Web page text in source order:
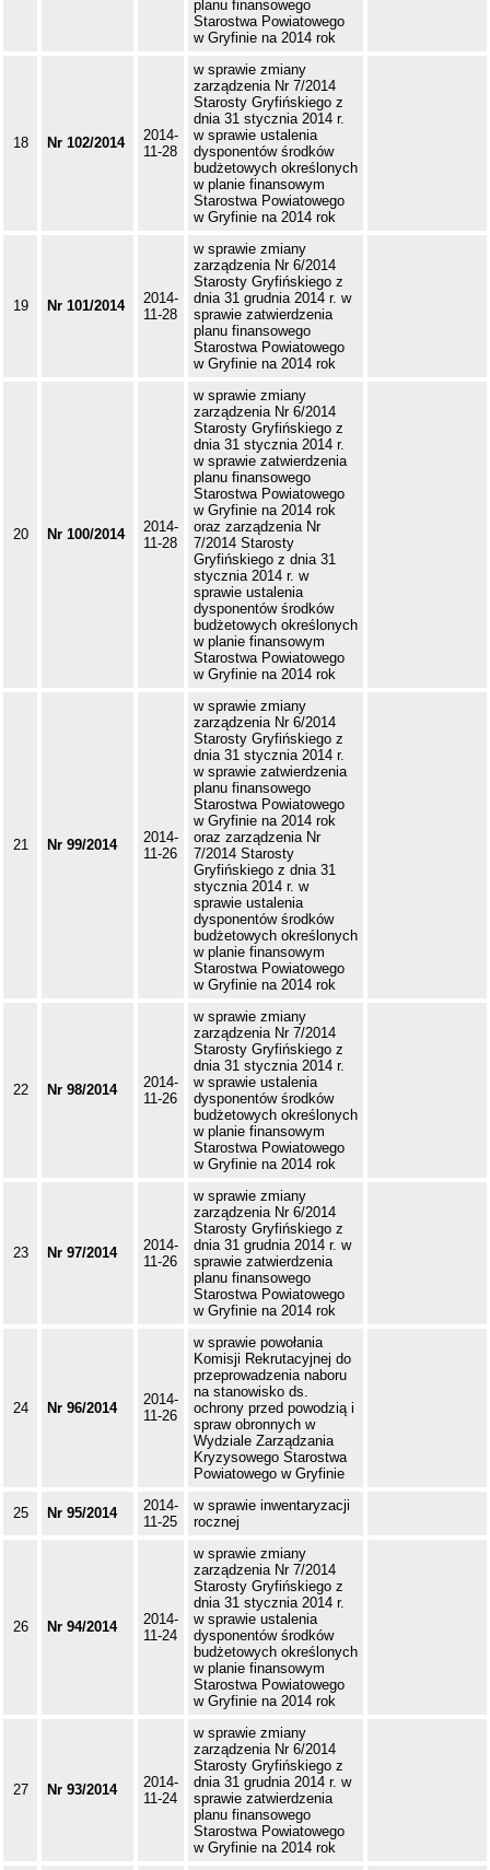
planu finansowego
Starostwa Powiatowego
w Gryfinie na 2014 rok
18 Nr 102/2014
2014-
11-28
w sprawie zmiany
zarządzenia Nr 7/2014
Starosty Gryfińskiego z
dnia 31 stycznia 2014 r.
w sprawie ustalenia
dysponentów środków
budżetowych określonych
w planie finansowym
Starostwa Powiatowego
w Gryfinie na 2014 rok
19 Nr 101/2014
2014-
11-28
w sprawie zmiany
zarządzenia Nr 6/2014
Starosty Gryfińskiego z
dnia 31 grudnia 2014 r. w
sprawie zatwierdzenia
planu finansowego
Starostwa Powiatowego
w Gryfinie na 2014 rok
20 Nr 100/2014
2014-
11-28
w sprawie zmiany
zarządzenia Nr 6/2014
Starosty Gryfińskiego z
dnia 31 stycznia 2014 r.
w sprawie zatwierdzenia
planu finansowego
Starostwa Powiatowego
w Gryfinie na 2014 rok
oraz zarządzenia Nr
7/2014 Starosty
Gryfińskiego z dnia 31
stycznia 2014 r. w
sprawie ustalenia
dysponentów środków
budżetowych określonych
w planie finansowym
Starostwa Powiatowego
w Gryfinie na 2014 rok
21 Nr 99/2014
2014-
11-26
w sprawie zmiany
zarządzenia Nr 6/2014
Starosty Gryfińskiego z
dnia 31 stycznia 2014 r.
w sprawie zatwierdzenia
planu finansowego
Starostwa Powiatowego
w Gryfinie na 2014 rok
oraz zarządzenia Nr
7/2014 Starosty
Gryfińskiego z dnia 31
stycznia 2014 r. w
sprawie ustalenia
dysponentów środków
budżetowych określonych
w planie finansowym
Starostwa Powiatowego
w Gryfinie na 2014 rok
22 Nr 98/2014
2014-
11-26
w sprawie zmiany
zarządzenia Nr 7/2014
Starosty Gryfińskiego z
dnia 31 stycznia 2014 r.
w sprawie ustalenia
dysponentów środków
budżetowych określonych
w planie finansowym
Starostwa Powiatowego
w Gryfinie na 2014 rok
23 Nr 97/2014
2014-
11-26
w sprawie zmiany
zarządzenia Nr 6/2014
Starosty Gryfińskiego z
dnia 31 grudnia 2014 r. w
sprawie zatwierdzenia
planu finansowego
Starostwa Powiatowego
w Gryfinie na 2014 rok
24 Nr 96/2014
2014-
11-26
w sprawie powołania
Komisji Rekrutacyjnej do
przeprowadzenia naboru
na stanowisko ds.
ochrony przed powodzią i
spraw obronnych w
Wydziale Zarządzania
Kryzysowego Starostwa
Powiatowego w Gryfinie
25 Nr 95/2014
2014-
11-25
w sprawie inwentaryzacji
rocznej
26 Nr 94/2014
2014-
11-24
w sprawie zmiany
zarządzenia Nr 7/2014
Starosty Gryfińskiego z
dnia 31 stycznia 2014 r.
w sprawie ustalenia
dysponentów środków
budżetowych określonych
w planie finansowym
Starostwa Powiatowego
w Gryfinie na 2014 rok
27 Nr 93/2014
2014-
11-24
w sprawie zmiany
zarządzenia Nr 6/2014
Starosty Gryfińskiego z
dnia 31 grudnia 2014 r. w
sprawie zatwierdzenia
planu finansowego
Starostwa Powiatowego
w Gryfinie na 2014 rok